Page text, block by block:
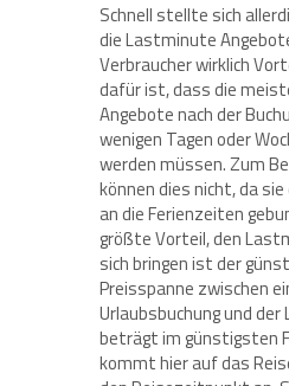
Schnell stellte sich
die Lastminute
Verbraucher wirklich
dafür ist, dass die
Angebote nach der
wenigen Tagen oder
werden müssen. Zum
können dies nicht, da
an die Ferienzeiten
größte Vorteil, den
sich bringen ist der
Preisspanne zwischen
Urlaubsbuchung und
beträgt im günstigsten
kommt hier auf das